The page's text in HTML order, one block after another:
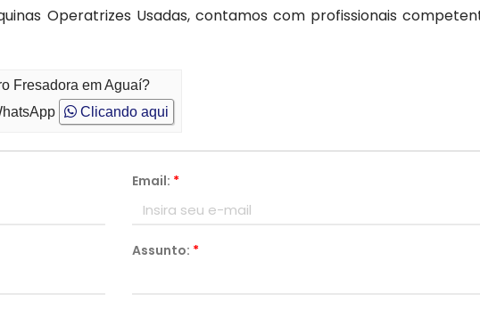
Operatrizes Usadas, contamos com profissionais
Fresadora em Aguaí?
Clicando aqui
Email: *
Assunto: *